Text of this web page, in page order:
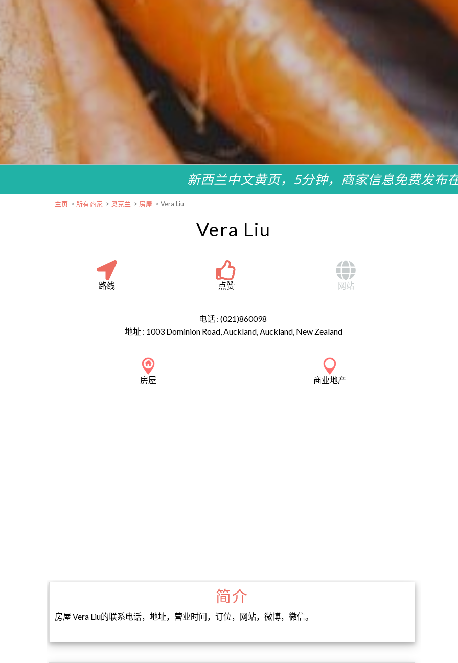
新西兰中文黄页，5分钟，商家信息免费发布
主页 > 所有商家 > 奥克兰 > 房屋 > Vera Liu
Vera Liu
路线 点赞 网站
电话 : (021)860098
地址 : 1003 Dominion Road, Auckland, Auckland, New Zealand
房屋 商业地产
简介
房屋 Vera Liu的联系电话，地址，营业时间，订位，网站，微博，微信。